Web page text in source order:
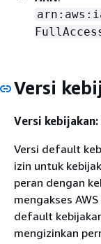
Versi
Versi kebijakan:
Versi default
izin untuk
peran dengan
mengakses
default
mengizinkan